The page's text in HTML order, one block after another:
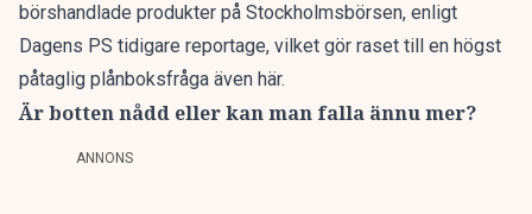
börshandlade produkter på Stockholmsbörsen, enligt
Dagens PS tidigare reportage, vilket gör raset till en högst
påtaglig plånboksfråga även här.
Är botten nådd eller kan man falla ännu mer?
ANNONS